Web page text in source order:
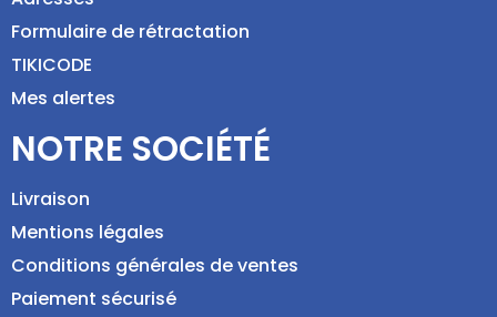
Formulaire de rétractation
TIKICODE
Mes alertes
NOTRE SOCIÉTÉ
Livraison
Mentions légales
Conditions générales de ventes
Paiement sécurisé